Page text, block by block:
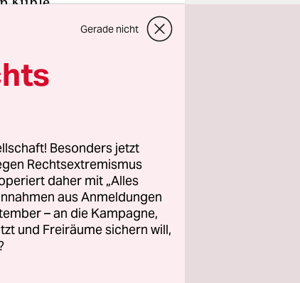
will.
–,
dem
Gerade nicht
Besonders jetzt
Rechtsextremismus
daher mit „Alles
aus Anmeldungen
– an die Kampagne,
und Freiräume sichern will,